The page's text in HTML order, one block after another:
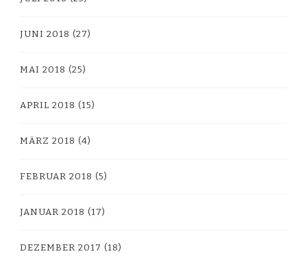
JUNI 2018 (27)
MAI 2018 (25)
APRIL 2018 (15)
MÄRZ 2018 (4)
FEBRUAR 2018 (5)
JANUAR 2018 (17)
DEZEMBER 2017 (18)